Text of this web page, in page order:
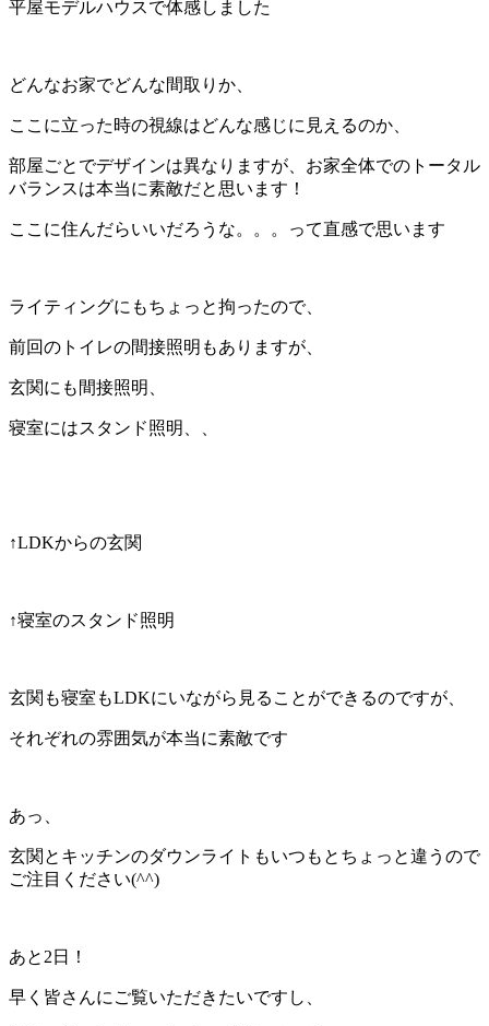
平屋モデルハウスで体感しました
どんなお家でどんな間取りか、
ここに立った時の視線はどんな感じに見えるのか、
部屋ごとでデザインは異なりますが、お家全体でのトータル
バランスは本当に素敵だと思います！
ここに住んだらいいだろうな。。。って直感で思います
ライティングにもちょっと拘ったので、
前回のトイレの間接照明もありますが、
玄関にも間接照明、
寝室にはスタンド照明、、
↑LDKからの玄関
↑寝室のスタンド照明
玄関も寝室もLDKにいながら見ることができるのですが、
それぞれの雰囲気が本当に素敵です
あっ、
玄関とキッチンのダウンライトもいつもとちょっと違うので
ご注目ください(^^)
あと2日！
早く皆さんにご覧いただきたいですし、